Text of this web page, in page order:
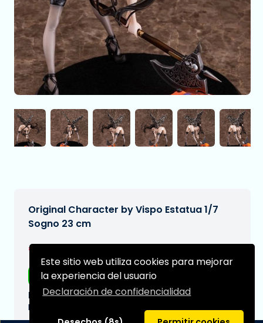
Este sitio web utiliza cookies para mejorar
la experiencia del usuario
Declaración de confidencialidad
Original Character by Vispo Estatua 1/7
Sogno 23 cm
€329,99
Envío gratis
Fecha de entrega prevista:
N/A